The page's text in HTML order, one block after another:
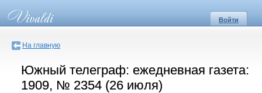
Войти
На главную
Южный телеграф: ежедневная газета:
1909, № 2354 (26 июля)